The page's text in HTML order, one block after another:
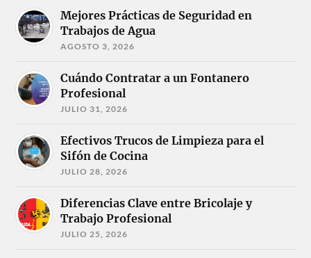
Mejores Prácticas de Seguridad en
Trabajos de Agua
AGOSTO 3, 2026
Cuándo Contratar a un Fontanero
Profesional
JULIO 31, 2026
Efectivos Trucos de Limpieza para el
Sifón de Cocina
JULIO 28, 2026
Diferencias Clave entre Bricolaje y
Trabajo Profesional
JULIO 25, 2026